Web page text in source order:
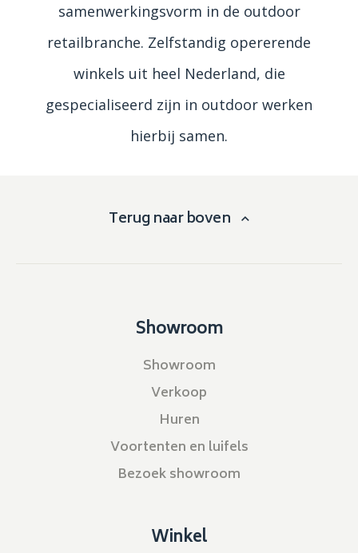
samenwerkingsvorm in de outdoor
retailbranche. Zelfstandig opererende
winkels uit heel Nederland, die
gespecialiseerd zijn in outdoor werken
hierbij samen.
Terug naar boven
Showroom
Showroom
Verkoop
Huren
Voortenten en luifels
Bezoek showroom
Winkel